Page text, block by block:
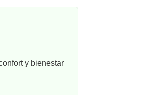
y bienestar